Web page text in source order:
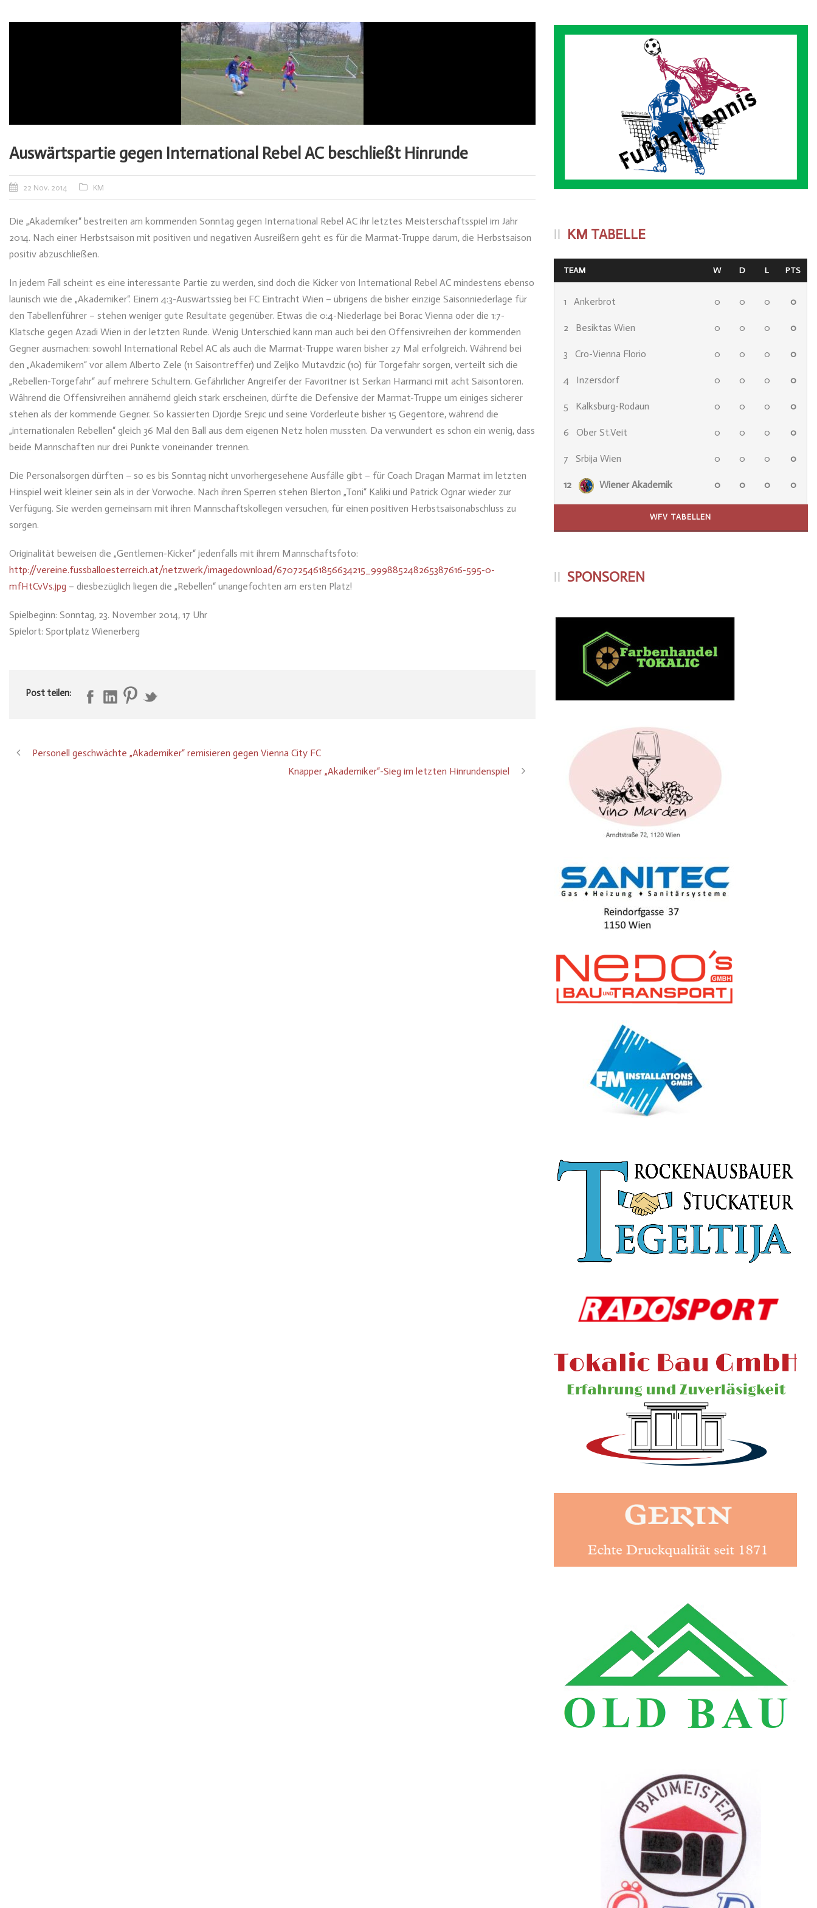
Auswärtspartie gegen International Rebel AC beschließt Hinrunde
22 Nov. 2014 KM
Die „Akademiker“ bestreiten am kommenden Sonntag gegen International Rebel AC ihr letztes Meisterschaftsspiel im Jahr
2014. Nach einer Herbstsaison mit positiven und negativen Ausreißern geht es für die Marmat-Truppe darum, die Herbstsaison
positiv abzuschließen.
In jedem Fall scheint es eine interessante Partie zu werden, sind doch die Kicker von International Rebel AC mindestens ebenso
launisch wie die „Akademiker“. Einem 4:3-Auswärtssieg bei FC Eintracht Wien – übrigens die bisher einzige Saisonniederlage für
den Tabellenführer – stehen weniger gute Resultate gegenüber. Etwas die 0:4-Niederlage bei Borac Vienna oder die 1:7-
Klatsche gegen Azadi Wien in der letzten Runde. Wenig Unterschied kann man auch bei den Offensivreihen der kommenden
Gegner ausmachen: sowohl International Rebel AC als auch die Marmat-Truppe waren bisher 27 Mal erfolgreich. Während bei
den „Akademikern“ vor allem Alberto Zele (11 Saisontreffer) und Zeljko Mutavdzic (10) für Torgefahr sorgen, verteilt sich die
„Rebellen-Torgefahr“ auf mehrere Schultern. Gefährlicher Angreifer der Favoritner ist Serkan Harmanci mit acht Saisontoren.
Während die Offensivreihen annähernd gleich stark erscheinen, dürfte die Defensive der Marmat-Truppe um einiges sicherer
stehen als der kommende Gegner. So kassierten Djordje Srejic und seine Vorderleute bisher 15 Gegentore, während die
„internationalen Rebellen“ gleich 36 Mal den Ball aus dem eigenen Netz holen mussten. Da verwundert es schon ein wenig, dass
beide Mannschaften nur drei Punkte voneinander trennen.
Die Personalsorgen dürften – so es bis Sonntag nicht unvorhergesehene Ausfälle gibt – für Coach Dragan Marmat im letzten
Hinspiel weit kleiner sein als in der Vorwoche. Nach ihren Sperren stehen Blerton „Toni“ Kaliki und Patrick Ognar wieder zur
Verfügung. Sie werden gemeinsam mit ihren Mannschaftskollegen versuchen, für einen positiven Herbstsaisonabschluss zu
sorgen.
Originalität beweisen die „Gentlemen-Kicker“ jedenfalls mit ihrem Mannschaftsfoto:
http://vereine.fussballoesterreich.at/netzwerk/imagedownload/670725461856634215_999885248265387616-595-0-
mfHtCvVs.jpg – diesbezüglich liegen die „Rebellen“ unangefochten am ersten Platz!
Spielbeginn: Sonntag, 23. November 2014, 17 Uhr
Spielort: Sportplatz Wienerberg
Post teilen:
Personell geschwächte „Akademiker“ remisieren gegen Vienna City FC
Knapper „Akademiker“-Sieg im letzten Hinrundenspiel
KM TABELLE
TEAM W D L PTS
1 Ankerbrot 0 0 0 0
2 Besiktas Wien 0 0 0 0
3 Cro-Vienna Florio 0 0 0 0
4 Inzersdorf 0 0 0 0
5 Kalksburg-Rodaun 0 0 0 0
6 Ober St.Veit 0 0 0 0
7 Srbija Wien 0 0 0 0
12 Wiener Akademik 0 0 0 0
WFV TABELLEN
SPONSOREN